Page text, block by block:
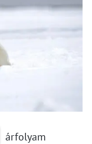
árfolyam